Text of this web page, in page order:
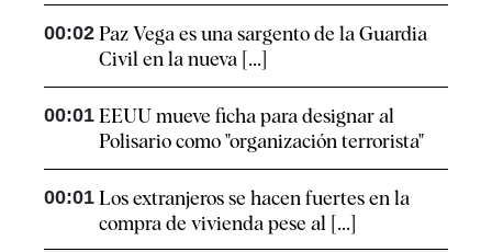
00:02 Paz Vega es una sargento de la Guardia
Civil en la nueva [...]
00:01 EEUU mueve ficha para designar al
Polisario como "organización terrorista"
00:01 Los extranjeros se hacen fuertes en la
compra de vivienda pese al [...]